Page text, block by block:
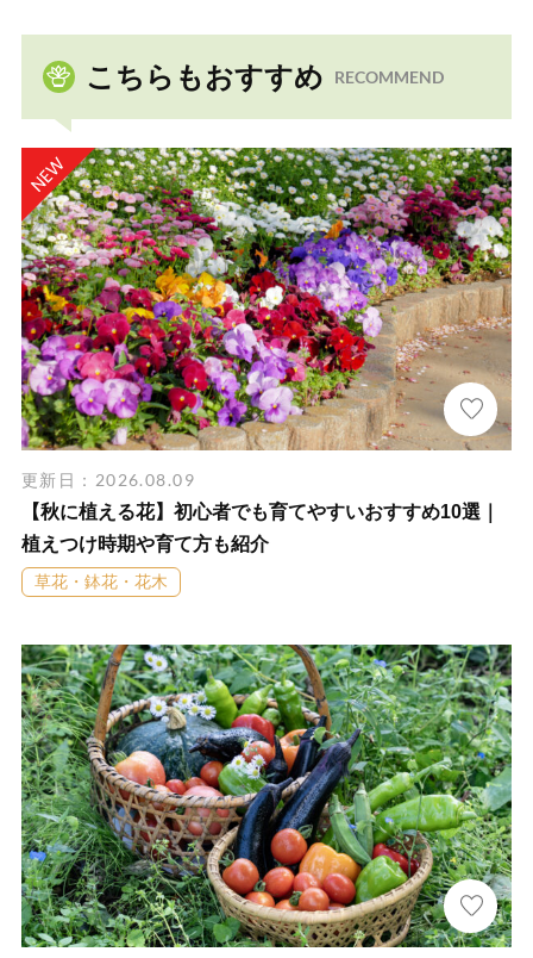
こちらもおすすめ RECOMMEND
更新日：2026.08.09
【秋に植える花】初心者でも育てやすいおすすめ10選｜
植えつけ時期や育て方も紹介
草花・鉢花・花木